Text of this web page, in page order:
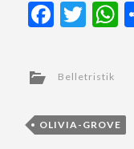
Belletristik
OLIVIA-GROVE